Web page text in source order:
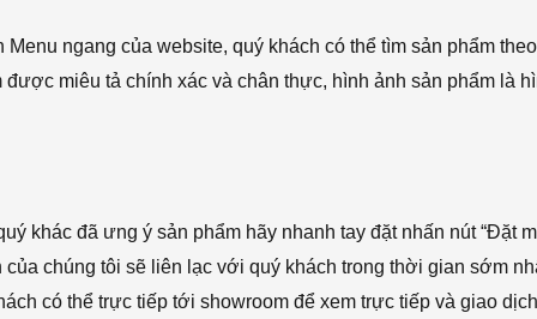
Menu ngang của website, quý khách có thể tìm sản phẩm
được miêu tả chính xác và chân thực, hình ảnh sản phẩm là
khác đã ưng ý sản phẩm hãy nhanh tay đặt nhấn nút “Đặt
chúng tôi sẽ liên lạc với quý khách trong thời gian sớm
có thể trực tiếp tới showroom để xem trực tiếp và giao